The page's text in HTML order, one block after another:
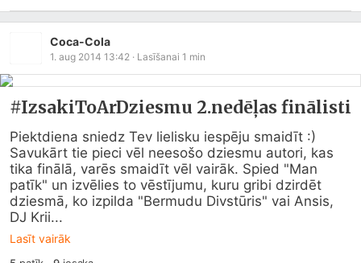
Coca-Cola
1. aug 2014 13:42 · Lasīšanai 1 min
#IzsakiToArDziesmu 2.nedēļas finālisti
Piektdiena sniedz Tev lielisku iespēju smaidīt :)
Savukārt tie pieci vēl neesošo dziesmu autori, kas
tika finālā, varēs smaidīt vēl vairāk. Spied "Man
patīk" un izvēlies to vēstījumu, kuru gribi dzirdēt
dziesmā, ko izpilda "Bermudu Divstūris" vai Ansis,
DJ Krii...
Lasīt vairāk